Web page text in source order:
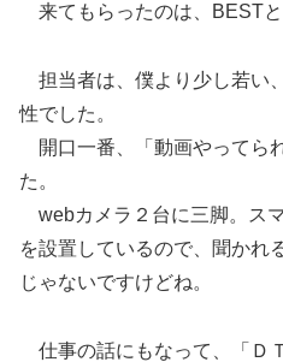
来てもらったのは、BESTと
担当者は、僕より少し若い
性でした。
開口一番、「動画やってら
た。
webカメラ２台に三脚。ス
を設置しているので、聞かれ
じゃないですけどね。
仕事の話にもなって、「Ｄ